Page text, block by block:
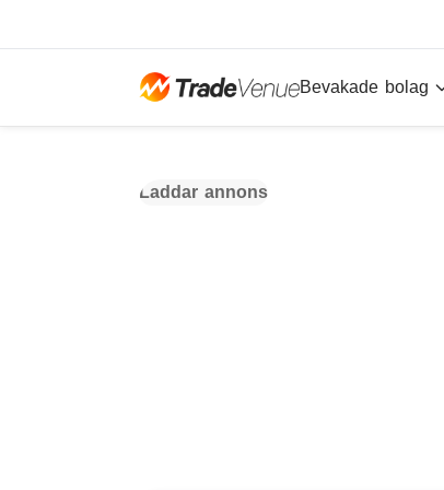
Bevakade bolag
Laddar annons